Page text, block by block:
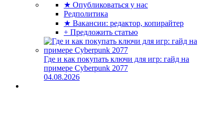
★ Опубликоваться у нас
Редполитика
★ Вакансии: редактор, копирайтер
+ Предложить статью
Где и как покупать ключи для игр: гайд на
примере Cyberpunk 2077
04.08.2026